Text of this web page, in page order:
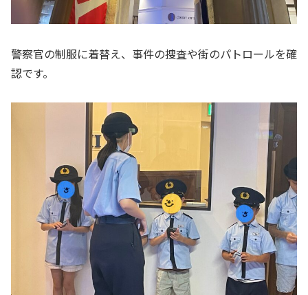
警察官の制服に着替え、事件の捜査や街のパトロールを確
認です。